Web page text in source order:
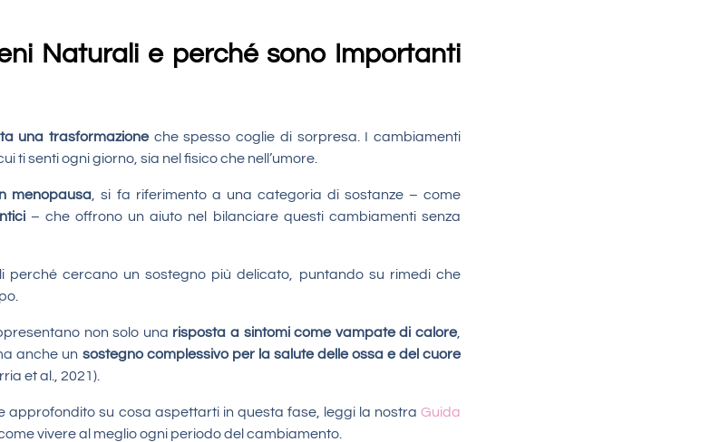
Naturali e perché sono Importanti
una trasformazioneche spesso coglie di sorpresa. I cambiamenti
ti senti ogni giorno, sia nel fisico che nell’umore.
menopausa , si fa riferimento a una categoria di sostanze – come
– che offrono un aiuto nel bilanciare questi cambiamenti senza
perché cercano un sostegno più delicato, puntando su rimedi che
non solo una risposta a sintomi come vampate di calore,
anche un sostegno complessivo per la salute delle ossa e del cuore
et al., 2021).
approfondito su cosa aspettarti in questa fase, leggi la nostra Guida
vivere al meglio ogni periodo del cambiamento.